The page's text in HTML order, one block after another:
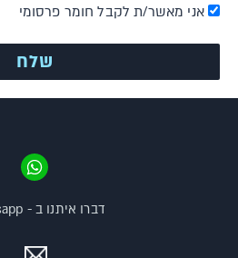
אני מאשר/ת לקבל חומר פרסומי
דברו איתנו ב - Whatsapp